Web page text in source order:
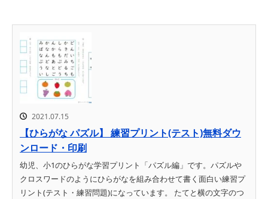
2021.07.15
【ひらがな パズル】 練習プリント(テスト)無料ダウ
ンロード・印刷
幼児、小1のひらがな学習プリント「パズル編」です。パズルや
クロスワードのようにひらがなを組み合わせて書く面白い練習プ
リント(テスト・練習問題)になっています。 たてと横の文字のつ